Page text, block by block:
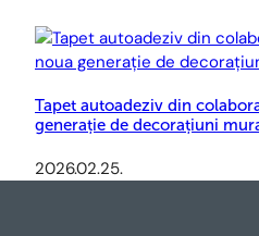
Tapet autoadeziv din
generație de decorațiuni
2026.02.25.